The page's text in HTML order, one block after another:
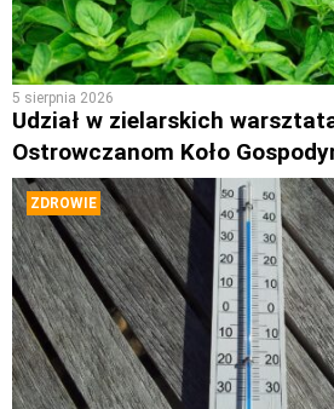
5 sierpnia 2026
Udział w zielarskich
Ostrowczanom Koło
ZDROWIE